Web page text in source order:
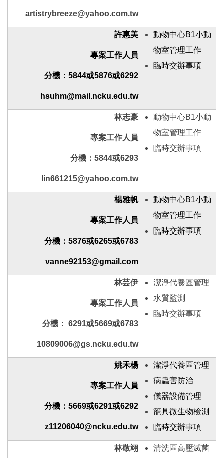
artistrybreeze@yahoo.com.tw
許惠美
專案工作人員
分機：5844或5876或6292
hsuhm@mail.ncku.edu.tw
動物中心B1小動
物室管理工作
臨時交辦事項
林志豪
專案工作人員
分機：5844或6293
lin661215@yahoo.com.tw
動物中心B1小動
物室管理工作
臨時交辦事項
楊雅帆
專案工作人員
分機：5876或6265或6783
vanne92153@gmail.com
動物中心B1小動
物室管理工作
臨時交辦事項
林芸伊
專案工作人員
分機： 6291或5669或6783
10809006@gs.ncku.edu.tw
潔淨代養區管理
水質監測
臨時交辦事項
姚禾楊
專案工作人員
分機：5669或6291或6292
z11206040@ncku.edu.tw
潔淨代養區管理
病蟲害防治
儀器設備管理
籠具微生物檢測
臨時交辦事項
林敬翊
清洗區高壓滅菌